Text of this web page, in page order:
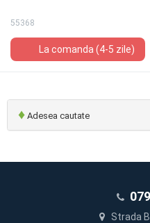
55368
La comanda (4-5 zile)
♦ Adesea cautate
Strada